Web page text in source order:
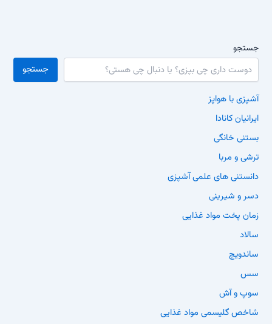
جستجو
جستجو
آشپزی با هواپز
ایرانیان کانادا
بستنی خانگی
ترشی و مربا
دانستنی های علمی آشپزی
دسر و شیرینی
زمان پخت مواد غذایی
سالاد
ساندویچ
سس
سوپ و آش
شاخص گلیسمی مواد غذایی